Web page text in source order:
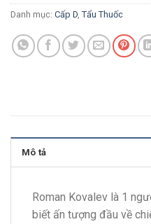
Danh mục: Cấp D Tẩu Thuốc
Mô tả
Roman Kovalev là 1
biết ấn tượng đầu về